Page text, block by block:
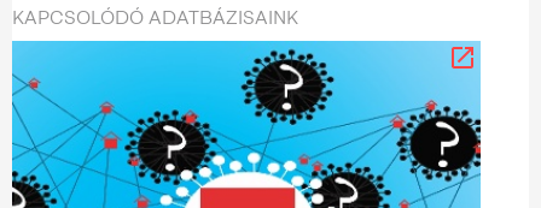
KAPCSOLÓDÓ ADATBÁZISAINK